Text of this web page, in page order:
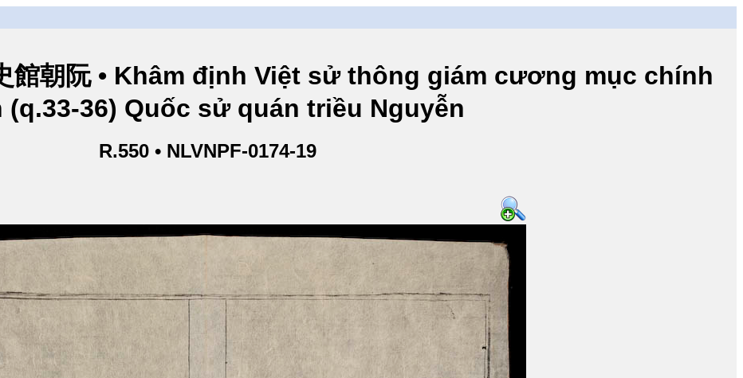
館朝阮 • Khâm định Việt sử thông giám cương mục chính
(q.33-36) Quốc sử quán triều Nguyễn
R.550 • NLVNPF-0174-19